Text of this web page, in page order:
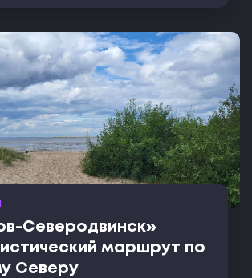
Северодвинск»
маршрут по
Северу